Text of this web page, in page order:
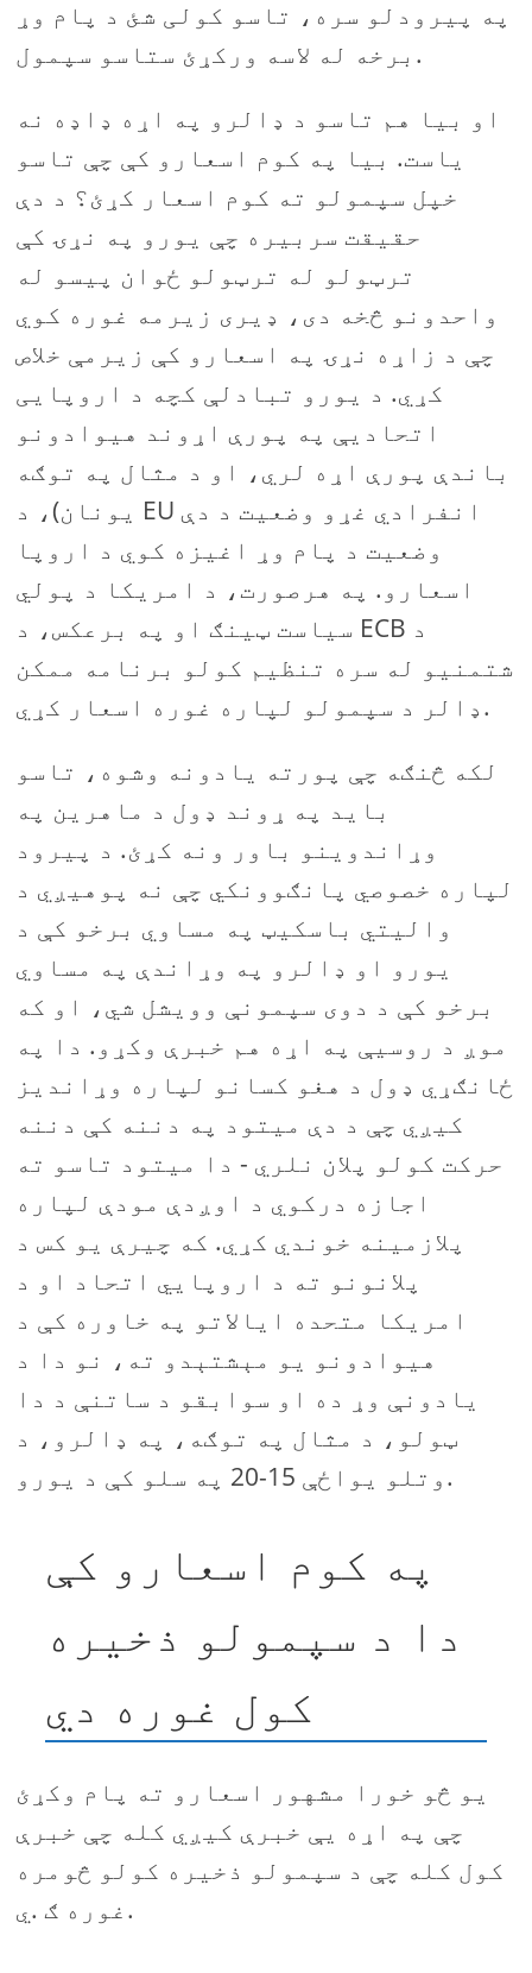
په پیرودلو سره، تاسو کولی شئ د پام وړ
برخه له لاسه ورکړئ ستاسو سپمول.
او بیا هم تاسو د ډالرو په اړه ډاډه نه
یاست. بیا په کوم اسعارو کې چې تاسو
خپل سپمولو ته کوم اسعار کړئ؟ د دې
حقیقت سربیره چې یورو په نړۍ کې
ترټولو له ترټولو ځوان پیسو له
واحدونو څخه دی، ډیری زیرمه غوره کوي
چې د زاړه نړۍ په اسعارو کې زیرمې خلاص
کړي. د یورو تبادلې کچه د اروپایی
اتحادیې په پورې اړوند هیوادونو
باندې پورې اړه لري، او د مثال په توګه
یونان)، د EU انفرادي غړو وضعیت د دې
وضعیت د پام وړ اغیزه کوي د اروپا
اسعارو. په هرصورت، د امریکا د پولي
سیاست ټینګ او په برعکس، د ECB د
شتمنیو له سره تنظیم کولو برنامه ممکن
ډالر د سپمولو لپاره غوره اسعار کړي.
لکه څنګه چې پورته یادونه وشوه، تاسو
باید په ړوند ډول د ماهرین په
وړاندوینو باور ونه کړئ. د پیرود
لپاره خصوصي پانګوونکي چې نه پوهیږي د
والیتي باسکیټ په مساوي برخو کې د
یورو او ډالرو په وړاندې په مساوي
برخو کې د دوی سپمونې وویشل شي، او که
موږ د روسیې په اړه هم خبرې وکړو. دا په
ځانګړي ډول د هغو کسانو لپاره وړاندیز
کیږي چې د دې میتود په دننه کې دننه
حرکت کولو پلان نلري - دا میتود تاسو ته
اجازه درکوي د اوږدې مودې لپاره
پلازمینه خوندي کړي. که چيرې يو کس د
پلانونو ته د اروپايي اتحاد او د
امریکا متحده ایالاتو په خاوره کې د
هیوادونو یو مېشتېدو ته، نو دا د
یادونې وړ ده او سوابقو د ساتنې د دا
ټولو، د مثال په توګه، په ډالرو، د
وتلو يواځې 15-20 په سلو کې د یورو.
په کوم اسعارو کې
دا د سپمولو ذخیره
کول غوره دي
یو څو خورا مشهور اسعارو ته پام وکړئ
چې په اړه یې خبرې کیږي کله چې خبرې
کول کله چې د سپمولو ذخیره کولو څومره
غوره ګ .ي.